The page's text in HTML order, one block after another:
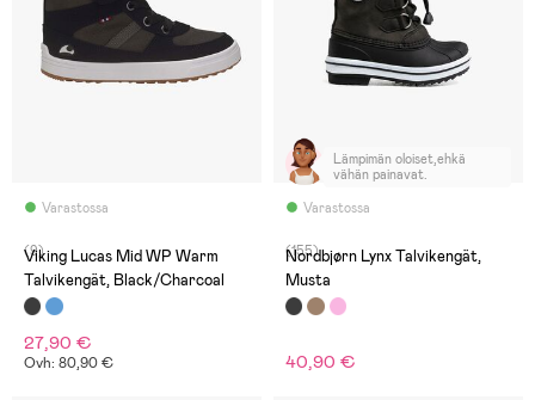
Varastossa
(9)
Viking Lucas Mid WP Warm
Talvikengät, Black/Charcoal
27,90 €
Ovh: 80,90 €
Varastossa
Lämpimän oloiset,ehkä
vähän painavat.
(155)
Nordbjørn Lynx Talvikengät,
Musta
40,90 €